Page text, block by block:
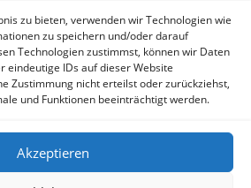
zu bieten, verwenden wir Technologien wie
zu speichern und/oder darauf
Technologien zustimmst, können wir Daten
eindeutige IDs auf dieser Website
Zustimmung nicht erteilst oder zurückziehst,
und Funktionen beeinträchtigt werden.
Akzeptieren